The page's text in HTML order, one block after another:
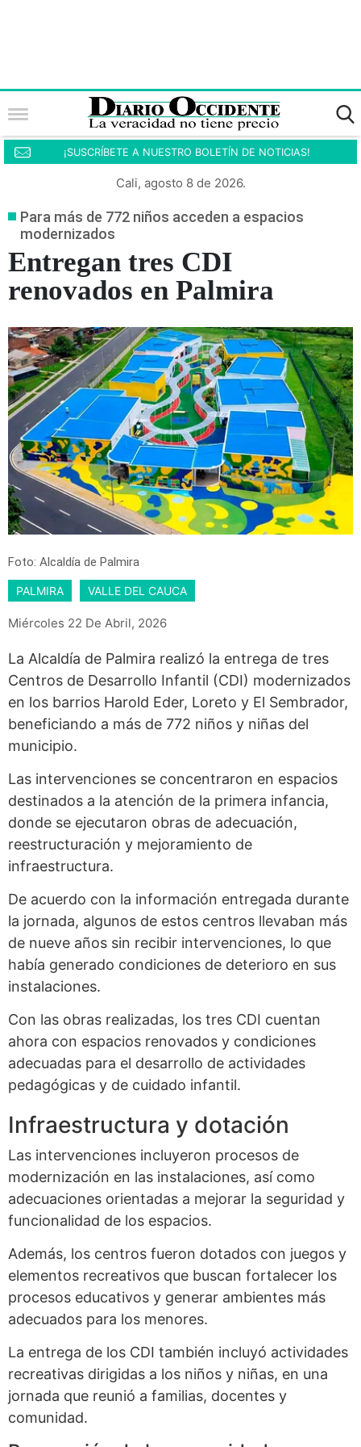
¡SUSCRÍBETE A NUESTRO BOLETÍN DE NOTICIAS!
Cali, agosto 8 de 2026.
Para más de 772 niños acceden a espacios
modernizados
Entregan tres CDI
renovados en Palmira
Foto: Alcaldía de Palmira
PALMIRA VALLE DEL CAUCA
Miércoles 22 De Abril, 2026
La Alcaldía de Palmira realizó la entrega de tres
Centros de Desarrollo Infantil (CDI) modernizados
en los barrios Harold Eder, Loreto y El Sembrador,
beneficiando a más de 772 niños y niñas del
municipio.
Las intervenciones se concentraron en espacios
destinados a la atención de la primera infancia,
donde se ejecutaron obras de adecuación,
reestructuración y mejoramiento de
infraestructura.
De acuerdo con la información entregada durante
la jornada, algunos de estos centros llevaban más
de nueve años sin recibir intervenciones, lo que
había generado condiciones de deterioro en sus
instalaciones.
Con las obras realizadas, los tres CDI cuentan
ahora con espacios renovados y condiciones
adecuadas para el desarrollo de actividades
pedagógicas y de cuidado infantil.
Infraestructura y dotación
Las intervenciones incluyeron procesos de
modernización en las instalaciones, así como
adecuaciones orientadas a mejorar la seguridad y
funcionalidad de los espacios.
Además, los centros fueron dotados con juegos y
elementos recreativos que buscan fortalecer los
procesos educativos y generar ambientes más
adecuados para los menores.
La entrega de los CDI también incluyó actividades
recreativas dirigidas a los niños y niñas, en una
jornada que reunió a familias, docentes y
comunidad.